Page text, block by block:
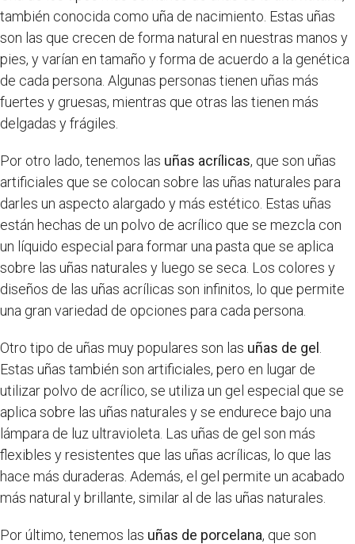
también conocida como uña de nacimiento. Estas uñas
son las que crecen de forma natural en nuestras manos y
pies, y varían en tamaño y forma de acuerdo a la genética
de cada persona. Algunas personas tienen uñas más
fuertes y gruesas, mientras que otras las tienen más
delgadas y frágiles.
Por otro lado, tenemos las uñas acrílicas, que son uñas
artificiales que se colocan sobre las uñas naturales para
darles un aspecto alargado y más estético. Estas uñas
están hechas de un polvo de acrílico que se mezcla con
un líquido especial para formar una pasta que se aplica
sobre las uñas naturales y luego se seca. Los colores y
diseños de las uñas acrílicas son infinitos, lo que permite
una gran variedad de opciones para cada persona.
Otro tipo de uñas muy populares son las uñas de gel
Estas uñas también son artificiales, pero en lugar de
utilizar polvo de acrílico, se utiliza un gel especial que se
aplica sobre las uñas naturales y se endurece bajo una
lámpara de luz ultravioleta. Las uñas de gel son más
flexibles y resistentes que las uñas acrílicas, lo que las
hace más duraderas. Además, el gel permite un acabado
más natural y brillante, similar al de las uñas naturales.
Por último, tenemos las uñas de porcelana, que son